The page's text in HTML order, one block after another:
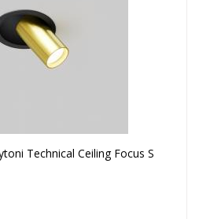
Technical Ceiling Focus S